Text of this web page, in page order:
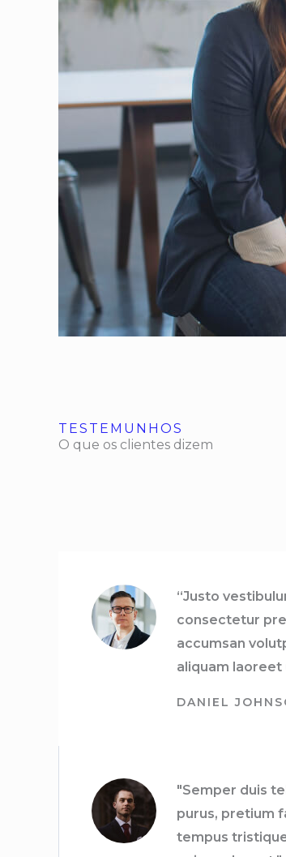
TESTEMUNHOS
O que os clientes dizem
“Justo
consectetur
accumsan
aliquam laoreet
DANIEL
"Semper duis
purus, pretium
tempus